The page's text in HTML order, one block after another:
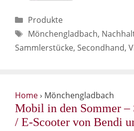
Kategorien
Produkte
Schlagwörter
Mönchengladbach,
Sammlerstücke, Secondhand,
Home › Mönchengladbach
Mobil in den Sommer –
/ E-Scooter von Bendi